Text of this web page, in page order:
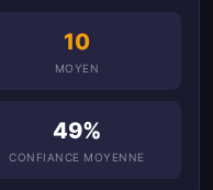
10
MOYEN
49%
CONFIANCE MOYENNE